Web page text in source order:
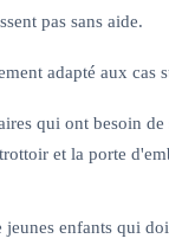
pas sans aide.
adapté aux cas
qui ont besoin de
et la porte
jeunes enfants qui